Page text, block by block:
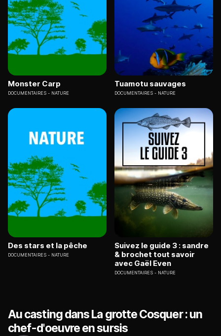
Monster Carp
DOCUMENTAIRES NATURE
Tuamotu sauvages
DOCUMENTAIRES NATURE
Des stars et la pêche
DOCUMENTAIRES NATURE
Suivez le guide 3 : sandre
& brochet tout savoir
avec Gaël Even
DOCUMENTAIRES NATURE
Au casting dans La grotte Cosquer : un
chef-d'oeuvre en sursis